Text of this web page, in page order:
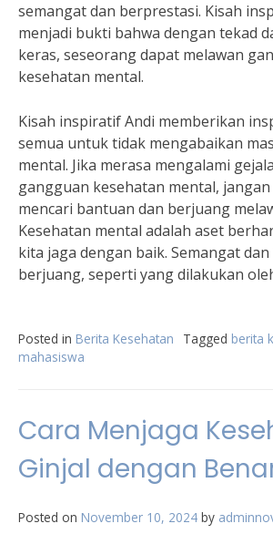
semangat dan berprestasi. Kisah
menjadi bukti bahwa dengan tekad
keras, seseorang dapat melawan
kesehatan mental.
Kisah inspiratif Andi memberikan
semua untuk tidak mengabaikan
mental. Jika merasa mengalami
gangguan kesehatan mental,
mencari bantuan dan berjuang
Kesehatan mental adalah aset
kita jaga dengan baik. Semangat
berjuang, seperti yang dilakukan
Posted in Berita Kesehatan Tagged berita
mahasiswa
Cara Menjaga
Ginjal dengan
Posted on November 10, 2024 by